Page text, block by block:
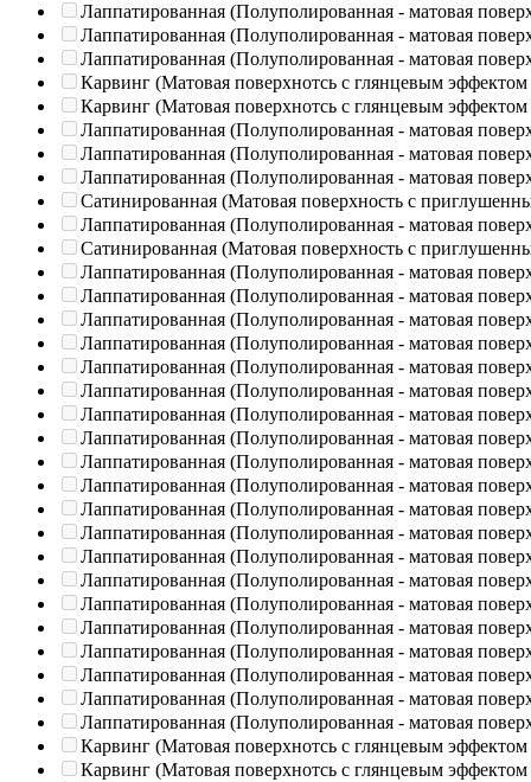
Лаппатированная (Полуполированная - матовая
Лаппатированная (Полуполированная - матовая
Лаппатированная (Полуполированная - матовая
Карвинг (Матовая поверхнотсь с глянцевым эффектом
Карвинг (Матовая поверхнотсь с глянцевым эффектом
Лаппатированная (Полуполированная - матовая
Лаппатированная (Полуполированная - матовая
Лаппатированная (Полуполированная - матовая
Сатинированная (Матовая поверхность с
Лаппатированная (Полуполированная - матовая
Сатинированная (Матовая поверхность с
Лаппатированная (Полуполированная - матовая
Лаппатированная (Полуполированная - матовая
Лаппатированная (Полуполированная - матовая
Лаппатированная (Полуполированная - матовая
Лаппатированная (Полуполированная - матовая
Лаппатированная (Полуполированная - матовая
Лаппатированная (Полуполированная - матовая
Лаппатированная (Полуполированная - матовая
Лаппатированная (Полуполированная - матовая
Лаппатированная (Полуполированная - матовая
Лаппатированная (Полуполированная - матовая
Лаппатированная (Полуполированная - матовая
Лаппатированная (Полуполированная - матовая
Лаппатированная (Полуполированная - матовая
Лаппатированная (Полуполированная - матовая
Лаппатированная (Полуполированная - матовая
Лаппатированная (Полуполированная - матовая
Лаппатированная (Полуполированная - матовая
Лаппатированная (Полуполированная - матовая
Лаппатированная (Полуполированная - матовая
Карвинг (Матовая поверхнотсь с глянцевым эффектом
Карвинг (Матовая поверхнотсь с глянцевым эффектом